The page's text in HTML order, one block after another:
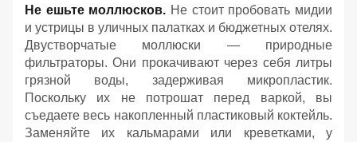
Не ешьте моллюсков. Не стоит пробовать мидии
и устрицы в уличных палатках и бюджетных отелях.
Двустворчатые моллюски — природные
фильтраторы. Они прокачивают через себя литры
грязной воды, задерживая микропластик.
Поскольку их не потрошат перед варкой, вы
съедаете весь накопленный пластиковый коктейль.
Заменяйте их кальмарами или креветками, у